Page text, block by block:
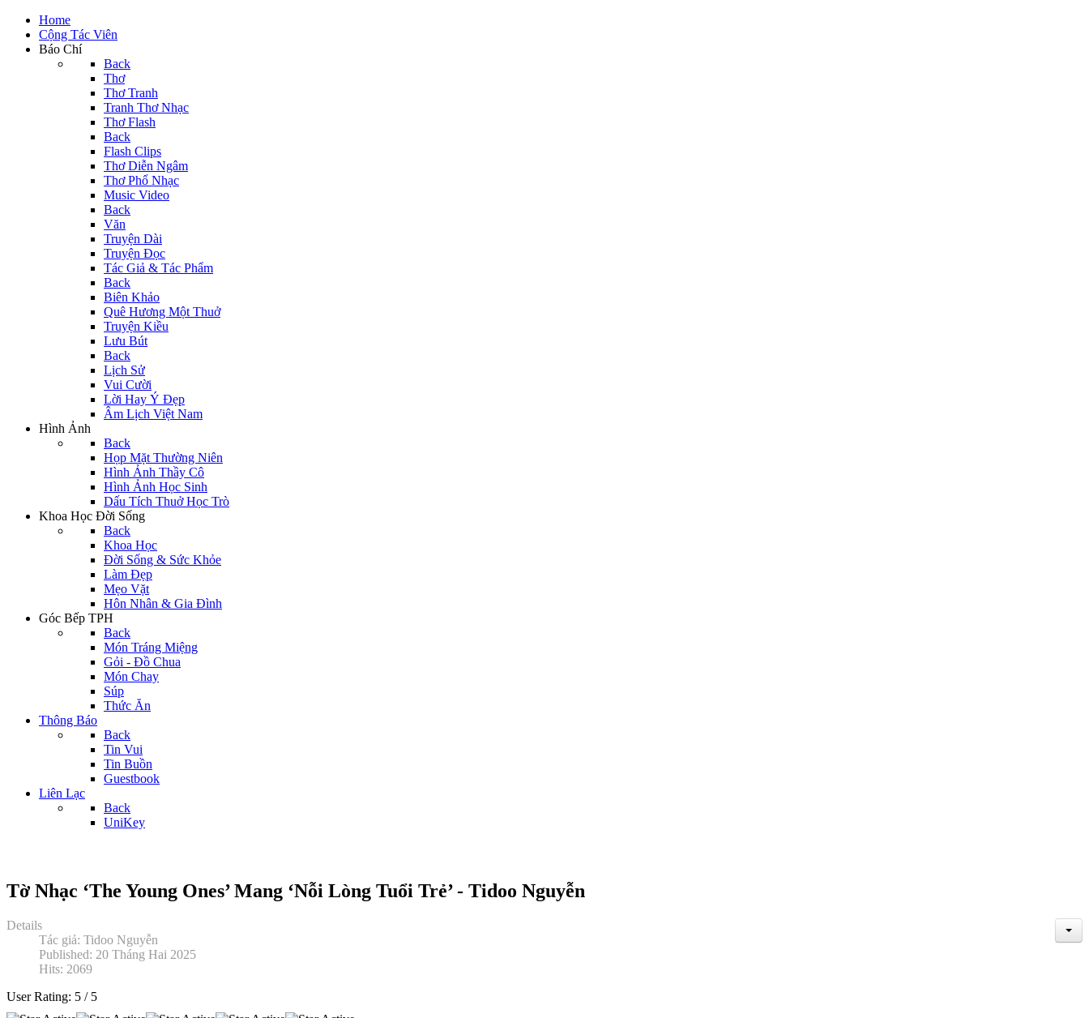
Home
Cộng Tác Viên
Báo Chí
Back
Thơ
Thơ Tranh
Tranh Thơ Nhạc
Thơ Flash
Back
Flash Clips
Thơ Diễn Ngâm
Thơ Phổ Nhạc
Music Video
Back
Văn
Truyện Dài
Truyện Đọc
Tác Giả & Tác Phẩm
Back
Biên Khảo
Quê Hương Một Thuở
Truyện Kiều
Lưu Bút
Back
Lịch Sử
Vui Cười
Lời Hay Ý Đẹp
Âm Lịch Việt Nam
Hình Ảnh
Back
Họp Mặt Thường Niên
Hình Ảnh Thầy Cô
Hình Ảnh Học Sinh
Dấu Tích Thuở Học Trò
Khoa Học Đời Sống
Back
Khoa Học
Đời Sống & Sức Khỏe
Làm Đẹp
Mẹo Vặt
Hôn Nhân & Gia Đình
Góc Bếp TPH
Back
Món Tráng Miệng
Gỏi - Đồ Chua
Món Chay
Súp
Thức Ăn
Thông Báo
Back
Tin Vui
Tin Buồn
Guestbook
Liên Lạc
Back
UniKey
Tờ Nhạc ‘The Young Ones’ Mang ‘Nỗi Lòng Tuổi Trẻ’ - Tidoo Nguyễn
Details
Tác giả: Tidoo Nguyễn
Published: 20 Tháng Hai 2025
Hits: 2069
User Rating: 5 / 5